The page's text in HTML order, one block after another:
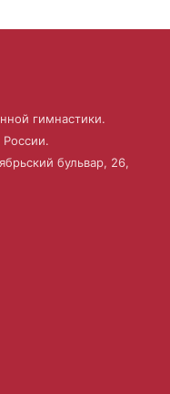
гимнастики.
России.
бульвар, 26,